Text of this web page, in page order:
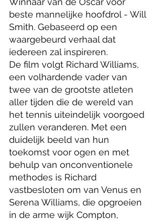
beste mannelijke hoofdrol - Will
Smith. Gebaseerd op een
waargebeurd verhaal dat
iedereen zal inspireren.
De film volgt Richard Williams,
een volhardende vader van
twee van de grootste atleten
aller tijden die de wereld van
het tennis uiteindelijk voorgoed
zullen veranderen. Met een
duidelijk beeld van hun
toekomst voor ogen en met
behulp van onconventionele
methodes is Richard
vastbesloten om van Venus en
Serena Williams, die opgroeien
in de arme wijk Compton,